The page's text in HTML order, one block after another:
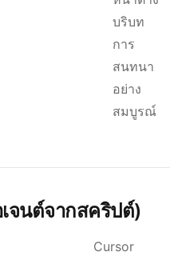
บริบท
การ
สนทนา
อย่าง
สมบูรณ์
จนต์จากสคริปต์)
Cursor